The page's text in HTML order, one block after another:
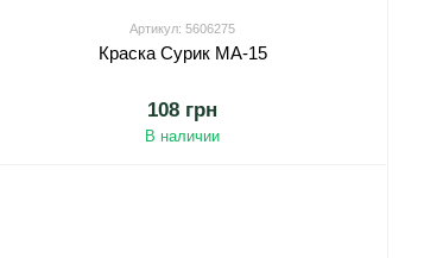
Артикул: 5606275
Краска Сурик МА-15
108 грн
В наличии